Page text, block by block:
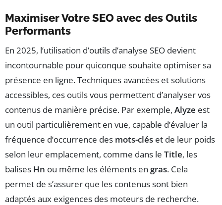
Maximiser Votre SEO avec des Outils
Performants
En 2025, l’utilisation d’outils d’analyse SEO devient
incontournable pour quiconque souhaite optimiser sa
présence en ligne. Techniques avancées et solutions
accessibles, ces outils vous permettent d’analyser vos
contenus de manière précise. Par exemple, Alyze est
un outil particulièrement en vue, capable d’évaluer la
fréquence d’occurrence des mots-clés et de leur poids
selon leur emplacement, comme dans le Title, les
balises Hn ou même les éléments en gras. Cela
permet de s’assurer que les contenus sont bien
adaptés aux exigences des moteurs de recherche.